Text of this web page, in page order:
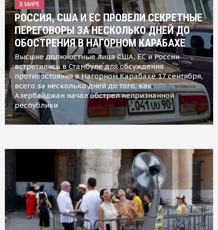
В МИРЕ
РОССИЯ, США И ЕС ПРОВЕЛИ СЕКРЕТНЫЕ
ПЕРЕГОВОРЫ ЗА НЕСКОЛЬКО ДНЕЙ ДО
ОБОСТРЕНИЯ В НАГОРНОМ КАРАБАХЕ
Высшие должностные лица США, ЕС и России
встретились в Стамбуле для обсуждения
противостояния в Нагорном Карабахе 17 сентября,
всего за несколько дней до того, как
Азербайджан начал обстрел непризнанной
республики